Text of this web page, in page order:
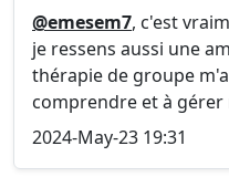
@emesem7, c'est
je ressens aussi une
thérapie de groupe
comprendre et à gérer
2024-May-23 19:31